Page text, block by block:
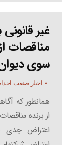
غیر
مناقصات
سوی
اخبار صنعت
همانطور که
از برنده
اعتراض جدی